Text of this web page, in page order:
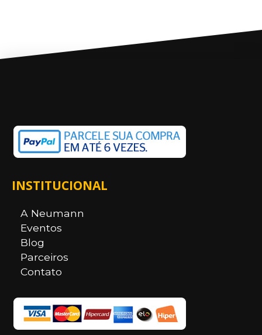
INSTITUCIONAL
A Neumann
Eventos
Blog
Parceiros
Contato